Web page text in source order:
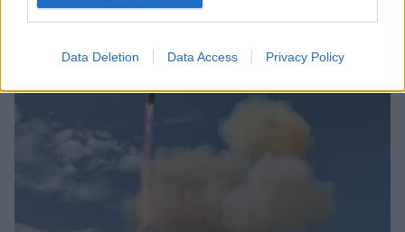
Data Deletion Data Access Privacy Policy